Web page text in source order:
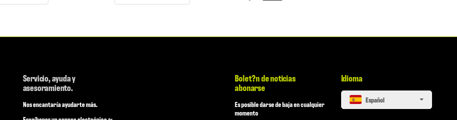
Servicio, ayuda y
asesoramiento.
Nos encantaría ayudarte más.
Bolet?n de noticias
abonarse
Es posible darse de baja en cualquier
momento
Idioma
español